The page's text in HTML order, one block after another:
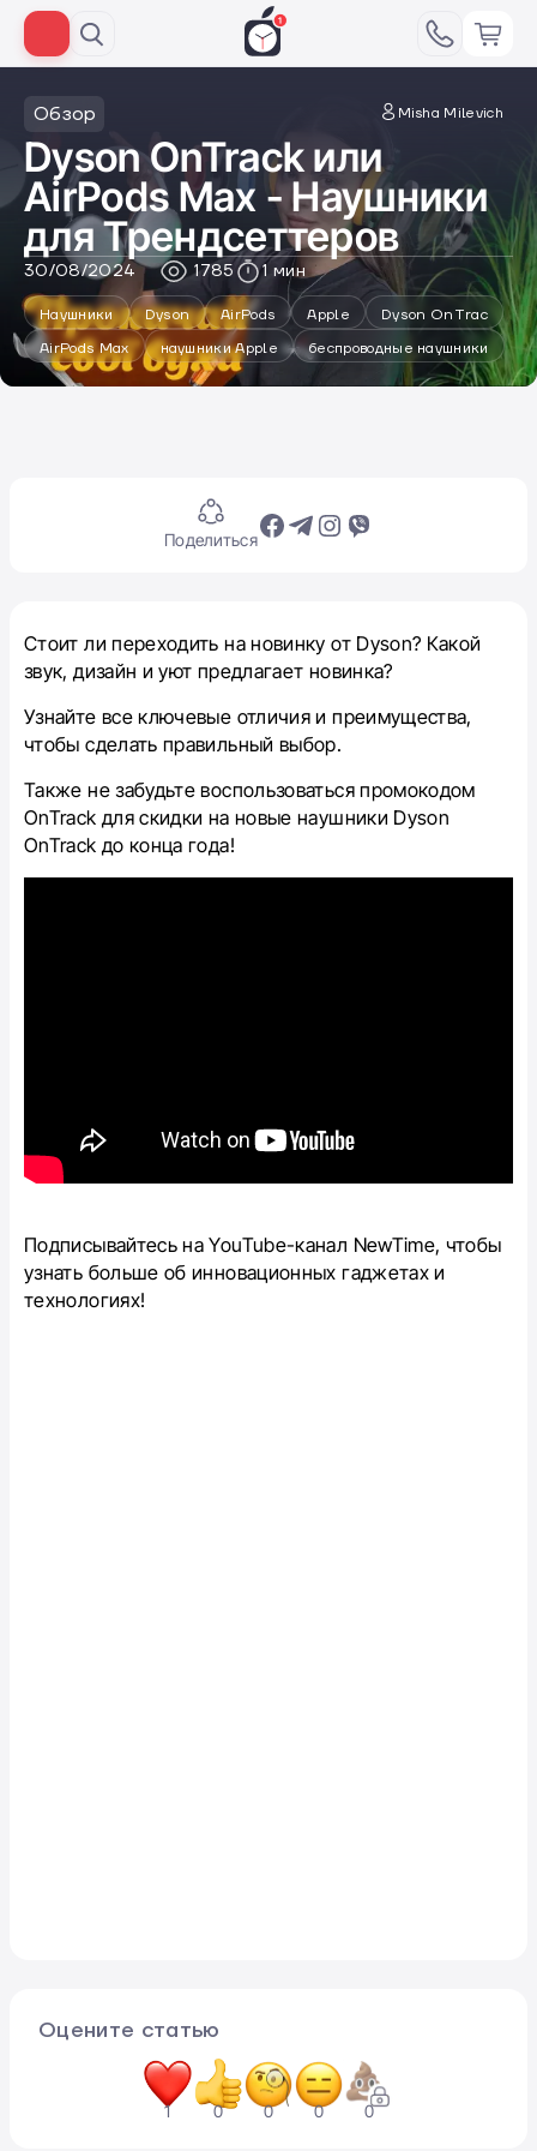
Обзор Misha Milevich
Dyson OnTrack или
AirPods Max - Наушники
для Трендсеттеров
30/08/2024 1785 1 мин
Наушники Dyson AirPods Apple
Dyson OnTrac
AirPods Max
наушники Apple беспроводные наушники
Поделиться
Стоит ли переходить на новинку от Dyson? Какой
звук, дизайн и уют предлагает новинка?
Узнайте все ключевые отличия и преимущества,
чтобы сделать правильный выбор.
Также не забудьте воспользоваться промокодом
OnTrack для скидки на новые наушники Dyson
OnTrack до конца года!
Подписывайтесь на YouTube-канал NewTime, чтобы
узнать больше об инновационных гаджетах и
технологиях!
Оцените статью
1 0 0 0 0